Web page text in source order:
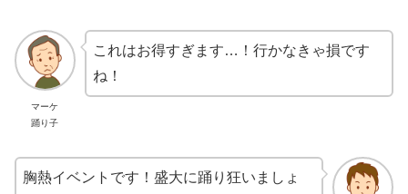
マーケ
踊り子
これはお得すぎます…！行かなきゃ損です
ね！
胸熱イベントです！盛大に踊り狂いましょ